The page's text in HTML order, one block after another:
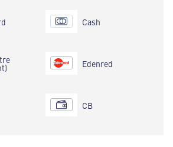
Cash
Edenred
CB